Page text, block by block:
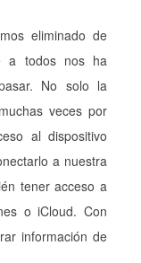
eliminado de
a todos nos ha
No solo la
veces por
al dispositivo
a nuestra
tener acceso a
o iCloud. Con
información de